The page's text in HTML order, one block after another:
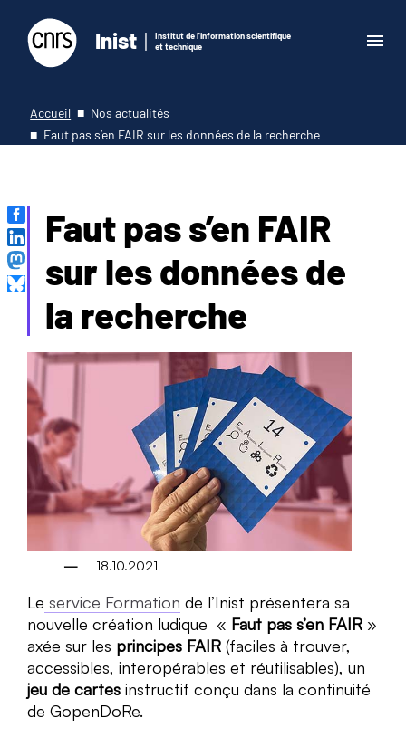
Inist
Institut de l'information scientifique
et technique
Accueil
Nos actualités
Faut pas s’en FAIR sur les données de la recherche
Faut pas s’en FAIR
sur les données de
la recherche
18.10.2021
Le service Formation de l’Inist présentera sa
nouvelle création ludique « Faut pas s’en FAIR »
axée sur les principes FAIR (faciles à trouver,
accessibles, interopérables et réutilisables), un
jeu de cartes instructif conçu dans la continuité
de GopenDoRe.